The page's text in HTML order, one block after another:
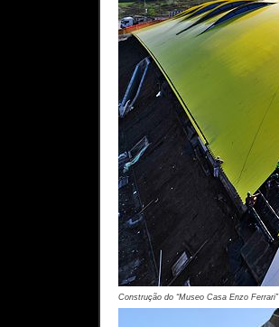
Construção do “Museo Casa Enzo Ferrari”